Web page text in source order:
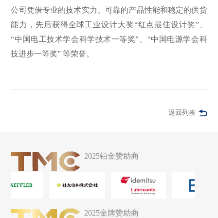
公司凭借专业的技术实力、可靠的产品性能和稳定的供货
能力，先后获得全球工业设计大奖“红点最佳设计奖”、
“中国电工技术学会科学技术一等奖”、“中国电源学会科
技进步一等奖” 等荣誉。
返回列表
2025铂金赞助商
2025金牌赞助商